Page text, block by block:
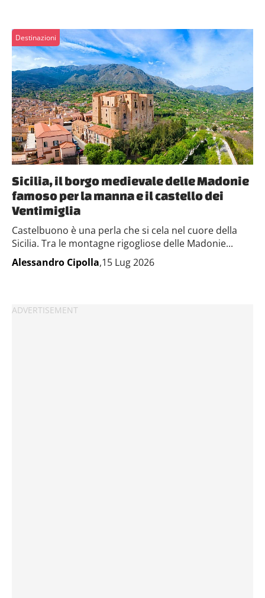
Destinazioni
Sicilia, il borgo medievale delle Madonie
famoso per la manna e il castello dei
Ventimiglia
Castelbuono è una perla che si cela nel cuore della
Sicilia. Tra le montagne rigogliose delle Madonie...
Alessandro Cipolla,15 Lug 2026